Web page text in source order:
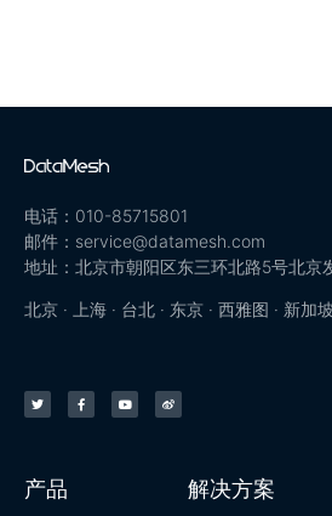
电话：010-85715801
邮件：service@datamesh.com
地址：北京市朝阳区东三环北路5号北京
北京 · 上海 · 台北 · 东京 · 西雅图 · 新加坡
产品 解决方案